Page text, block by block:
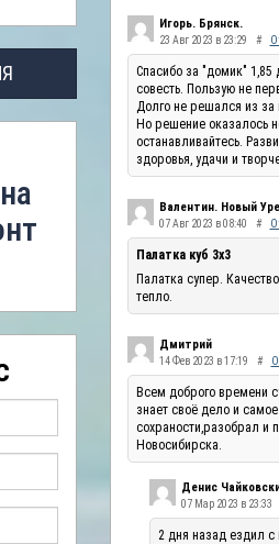
Игорь. Брянск.
23 Авг 2023 в 23:29 #
Спасибо за "домик" 1,85
совесть. Пользую не
Долго не решался из за
Но решение оказалось
останавливайтесь.
здоровья, удачи и
Валентин. Новый
07 Авг 2023 в 08:40 #
Палатка куб 3х3
Палатка супер.
тепло.
Дмитрий
14 Фев 2023 в 17:19 #
Всем доброго времени
знает своё дело и
сохраности,разобрал и
Новосибирска.
Денис
07 Мар 2023 в 23:33
2 дня назад ездил с